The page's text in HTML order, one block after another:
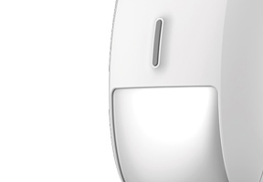
Đầu ghi IP HIKVISION
Đầu ghi IP KBVISION
Đầu ghi IP Dahua
Đầu ghi IP Visionhitech